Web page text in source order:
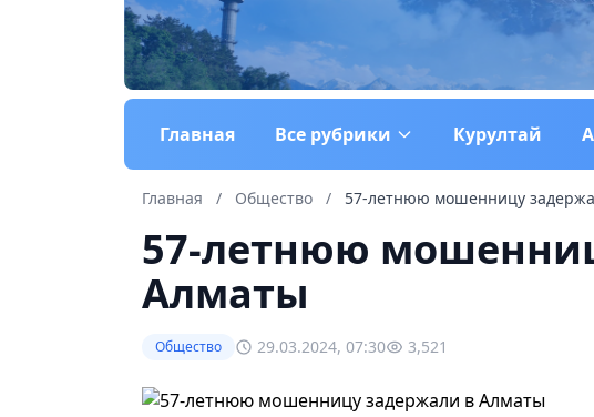
Главная Все рубрики Курултай
Главная / Общество / 57-летнюю мошенницу
57-летнюю
Алматы
Общество 29.03.2024, 07:30 3,521